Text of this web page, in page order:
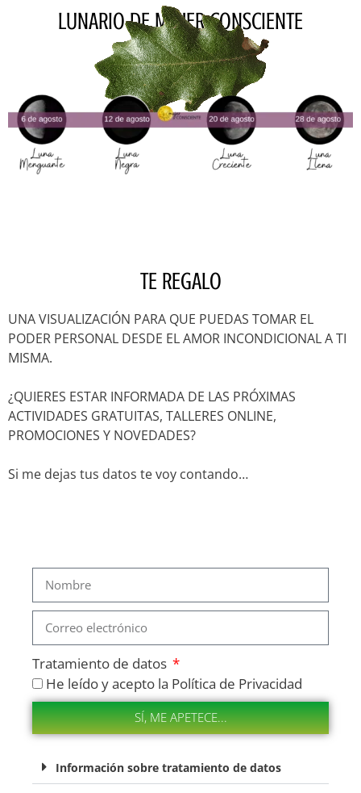
LUNARIO DE MUJER CONSCIENTE
TE REGALO
UNA VISUALIZACIÓN PARA QUE PUEDAS TOMAR EL
PODER PERSONAL DESDE EL AMOR INCONDICIONAL A TI
MISMA.
¿QUIERES ESTAR INFORMADA DE LAS PRÓXIMAS
ACTIVIDADES GRATUITAS, TALLERES ONLINE,
PROMOCIONES Y NOVEDADES?
Si me dejas tus datos te voy contando…
Tratamiento de datos
He leído y acepto la Política de Privacidad
SÍ, ME APETECE...
Información sobre tratamiento de datos